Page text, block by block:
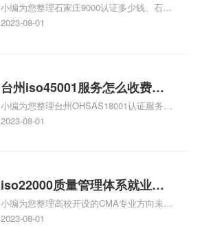
家庄9000认证的公司
小编为您整理石家庄9000认证多少钱、石家
庄9000认证价格多少钱、石家庄9000认证
2023-08-01
台州iso45001服务怎么收费，
台州iso45001认证服务怎么收
费
小编为您整理台州OHSAS18001认证服务中
心哪家收费便宜、台州ISO9000认证，哪个
标准是什么相关iso体系认证知识，详情可
查看下方正文！
2023-08-01
iso22000质量管理体系就业方
向，质量管理与认证就业方向
小编为您整理高校开设的CMA专业方向未来
就业前景及就业方向如何、cma就业方向有
2023-08-01